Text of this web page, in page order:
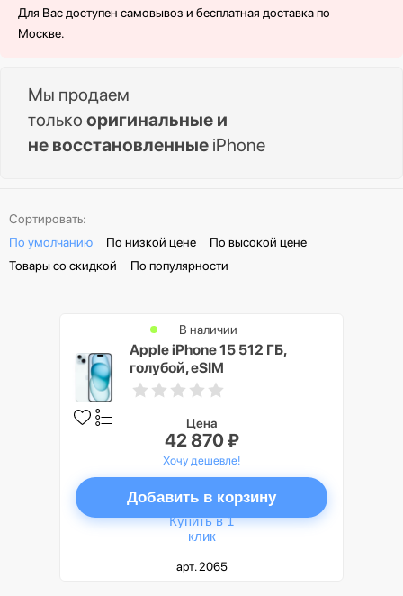
Для Вас доступен самовывоз и бесплатная доставка по
Москве.
Мы продаем
только оригинальные и
не восстановленные iPhone
Сортировать:
По умолчанию
По низкой цене
По высокой цене
Товары со скидкой
По популярности
Apple iPhone 15 512 ГБ,
голубой, eSIM
В наличии
Цена
42 870 ₽
Хочу дешевле!
Добавить в корзину
Купить в 1
клик
арт. 2065